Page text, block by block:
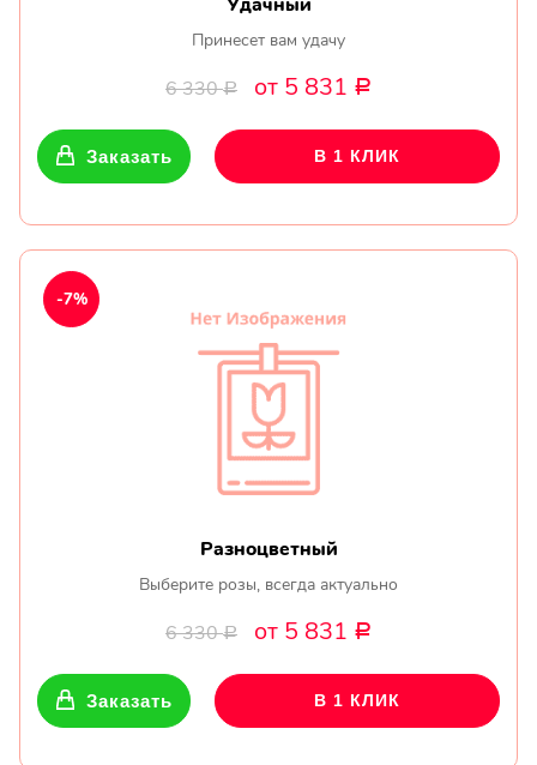
Принесет вам удачу
6 330Р от 5 831 Р
Заказать В 1 КЛИК
Разноцветный
Выберите розы, всегда актуально
6 330Р от 5 831 Р
-7%
Заказать В 1 КЛИК